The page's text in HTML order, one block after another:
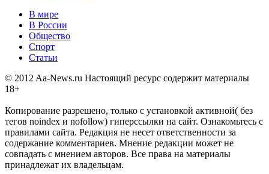
В мире
В России
Общество
Спорт
Статьи
© 2012 Aa-News.ru Настоящий ресурс содержит материалы
18+
Копирование разрешено, только с установкой активной( без
тегов noindex и nofollow) гиперссылки на сайт. Ознакомьтесь с
правилами сайта. Редакция не несет ответственности за
содержание комментариев. Мнение редакции может не
совпадать с мнением авторов. Все права на материалы
принадлежат их владельцам.